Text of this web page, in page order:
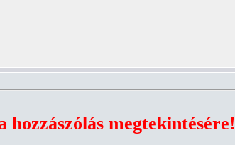
hozzászólás megtekintésére!